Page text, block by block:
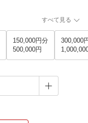
すべて見る
150,000円分
500,000円
300,000